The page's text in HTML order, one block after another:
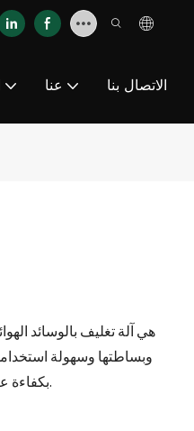
عنا الاتصال بنا
وبساطتها وسهولة
بكفاءة عالية، مثل أغشية الوسائد الهوائية/أغشية الفقاعات، بسرعة تصل إلى 23 مترًا في الدقيقة.